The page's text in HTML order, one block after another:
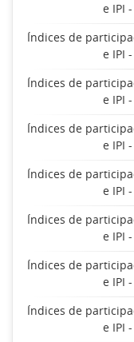
e IPI
Índices de
e IPI
Índices de
e IPI
Índices de
e IPI
Índices de
e IPI
Índices de
e IPI
Índices de
e IPI
Índices de
e IPI